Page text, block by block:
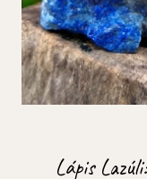
Lápis